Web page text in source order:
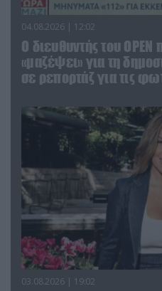
04.08.2026 | 12:02
O διευθυντής του
«μαζέψει» για τη
σε ρεπορτάζ για τις
03.08.2026 | 19:02